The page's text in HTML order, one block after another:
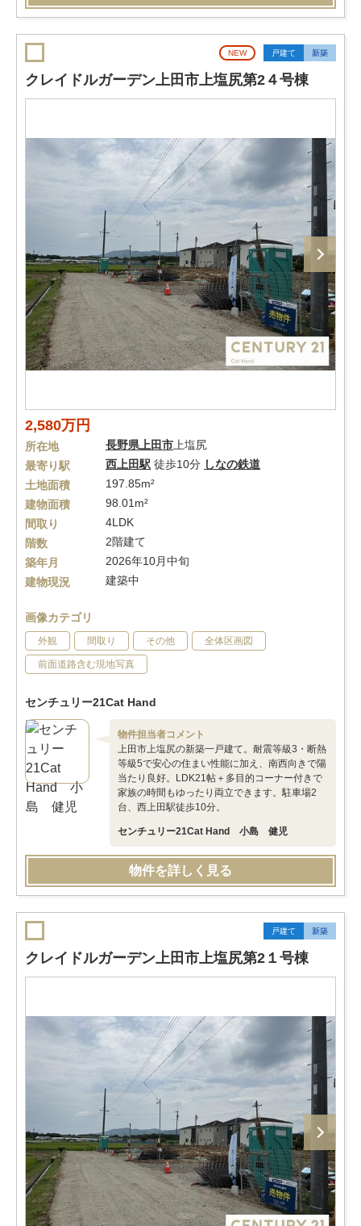
NEW 戸建て 新築
クレイドルガーデン上田市上塩尻第2４号棟
2,580万円
所在地 長野県 上田市 上塩尻
最寄り駅
西上田駅 徒歩10分 しなの鉄道
土地面積
197.85m²
建物面積
98.01m²
間取り
4LDK
階数
2階建て
築年月
2026年10月中旬
建物現況
建築中
画像カテゴリ
外観 間取り その他 全体区画図
前面道路含む現地写真
センチュリー21Cat Hand
物件担当者コメント
上田市上塩尻の新築一戸建て。耐震等級3・断熱
等級5で安心の住まい性能に加え、南西向きで陽
当たり良好。LDK21帖＋多目的コーナー付きで
家族の時間もゆったり両立できます。駐車場2
台、西上田駅徒歩10分。
センチュリー21Cat Hand 小島 健児
物件を詳しく見る
戸建て 新築
クレイドルガーデン上田市上塩尻第2１号棟